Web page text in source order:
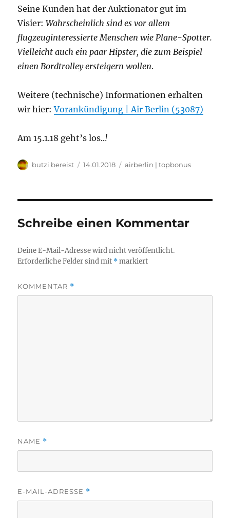
Seine Kunden hat der Auktionator gut im
Visier:Wahrscheinlich sind es vor allem
flugzeuginteressierte Menschen wie Plane-Spotter.
Vielleicht auch ein paar Hipster, die zum Beispiel
einen Bordtrolley ersteigern wollen.
Weitere (technische) Informationen erhalten
wir hier:Vorankündigung | Air Berlin (53087)
Am 15.1.18 geht’s los..!
Autor
butzi bereist
Veröffentlicht
14.01.2018 Kategorien
airberlin | topbonus
Schreibe einen Kommentar
Deine E-Mail-Adresse wird nicht veröffentlicht.
Erforderliche Felder sind mit *markiert
KOMMENTAR *
NAME *
E-MAIL-ADRESSE *